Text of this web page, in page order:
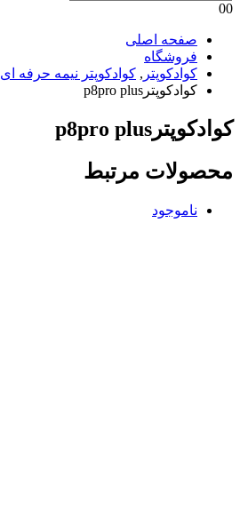
00
صفحه اصلی
فروشگاه
کوادکوپتر , کوادکوپتر نیمه حرفه ای
کوادکوپترp8pro plus
کوادکوپترp8pro plus
محصولات مرتبط
ناموجود